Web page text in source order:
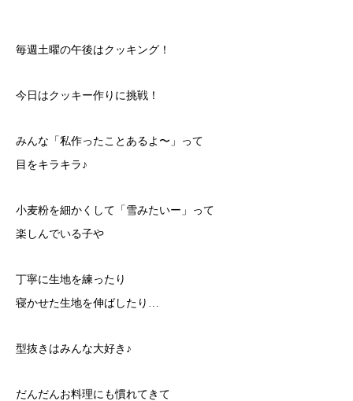
毎週土曜の午後はクッキング！
今日はクッキー作りに挑戦！
みんな「私作ったことあるよ〜」って
目をキラキラ♪
小麦粉を細かくして「雪みたいー」って
楽しんでいる子や
丁寧に生地を練ったり
寝かせた生地を伸ばしたり…
型抜きはみんな大好き♪
だんだんお料理にも慣れてきて